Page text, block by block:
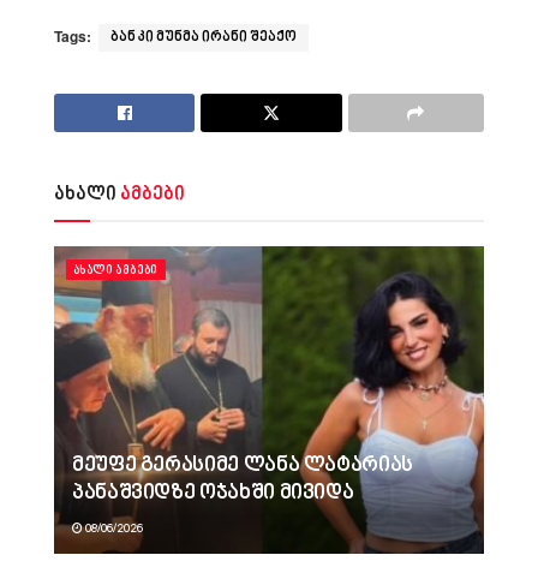
Tags: ბან კი მუნმა ირანი შეაქო
ახალი ამბები
ᲐᲮᲐᲚᲘ ᲐᲛᲑᲔᲑᲘ
მეუფე გერასიმე ლანა ლატარიას
პანაშვიდზე ოჯახში მივიდა
08/06/2026